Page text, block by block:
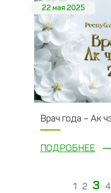
22 мая 2025
Врач года – Ак
ПОДРОБНЕЕ
1 2 3 4